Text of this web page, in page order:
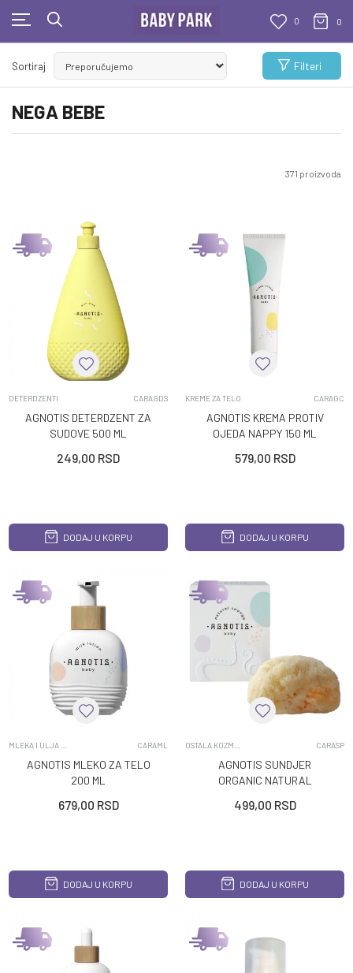
0 0
BESPLATNA ISPORUKA
Za sve porudžbine veće od 1000 RSD
NEGA BEBE
Sortiraj Filteri
371 proizvoda
DETERDZENTI CARAGDS
AGNOTIS DETERDZENT ZA
SUDOVE 500 ML
249,00 RSD
DODAJ U KORPU
KREME ZA TELO CARAGC
AGNOTIS KREMA PROTIV
OJEDA NAPPY 150 ML
579,00 RSD
DODAJ U KORPU
CARAML
AGNOTIS MLEKO ZA TELO
200 ML
679,00 RSD
DODAJ U KORPU
CARASP
AGNOTIS SUNDJER
ORGANIC NATURAL
499,00 RSD
DODAJ U KORPU